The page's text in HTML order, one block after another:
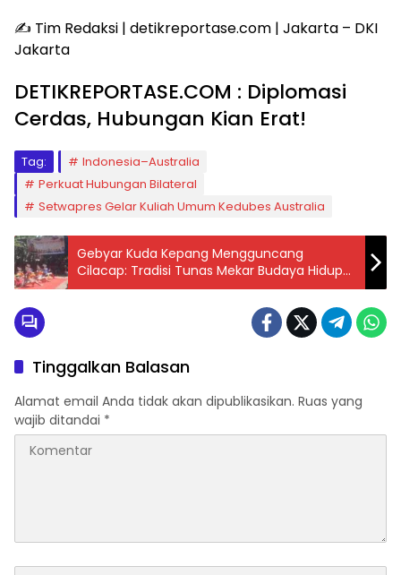
✍️ Tim Redaksi | detikreportase.com | Jakarta – DKI
Jakarta
DETIKREPORTASE.COM : Diplomasi
Cerdas, Hubungan Kian Erat!
Tag:
Indonesia–Australia
Perkuat Hubungan Bilateral
Setwapres Gelar Kuliah Umum Kedubes Australia
Gebyar Kuda Kepang Mengguncang
Cilacap: Tradisi Tunas Mekar Budaya Hidup
Kembali di Desa Sampang
Tinggalkan Balasan
Alamat email Anda tidak akan dipublikasikan. Ruas yang
wajib ditandai *